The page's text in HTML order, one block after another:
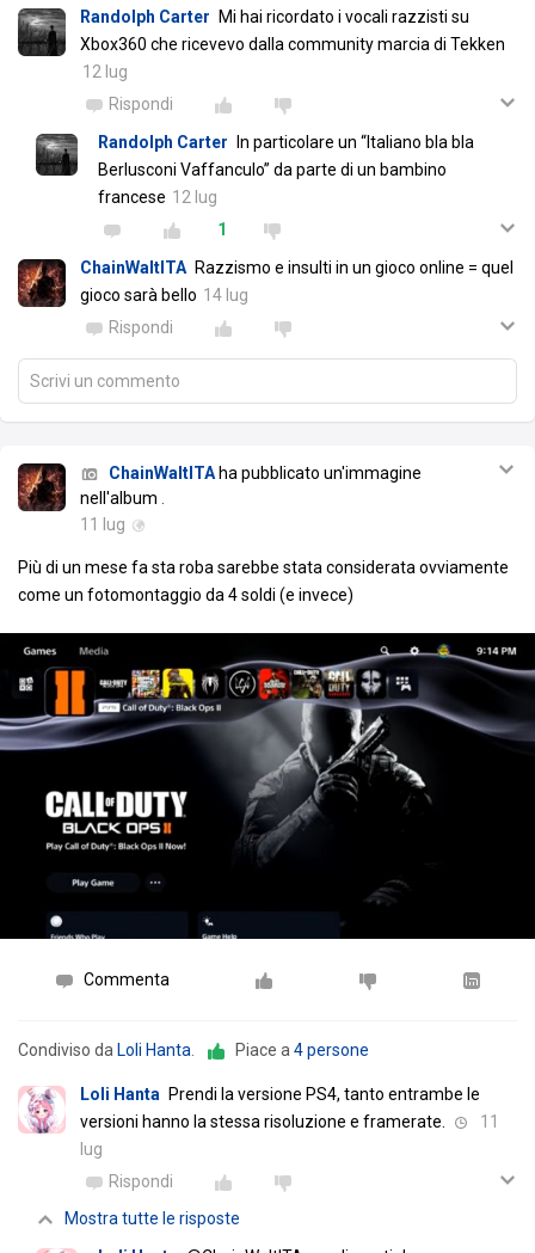
Randolph Carter
Mi hai ricordato i vocali razzisti su
Xbox360 che ricevevo dalla community marcia di Tekken
12 lug
Rispondi
Randolph Carter
In particolare un “Italiano bla bla
Berlusconi Vaffanculo” da parte di un bambino
francese 12 lug
1
ChainWaltITA Razzismo e insulti in un gioco online = quel
gioco sarà bello 14 lug
Rispondi
Scrivi un commento
ChainWaltITAha pubblicato un'immagine
nell'album .
11 lug
Più di un mese fa sta roba sarebbe stata considerata ovviamente
come un fotomontaggio da 4 soldi (e invece)
Commenta
Condiviso da Loli Hanta. Piace a4 persone
Loli Hanta Prendi la versione PS4, tanto entrambe le
versioni hanno la stessa risoluzione e framerate.
11
lug
Rispondi
Mostra tutte le risposte